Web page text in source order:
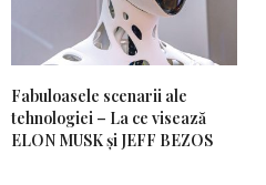
Fabuloasele scenarii ale
tehnologiei – La ce visează
ELON MUSK și JEFF BEZOS